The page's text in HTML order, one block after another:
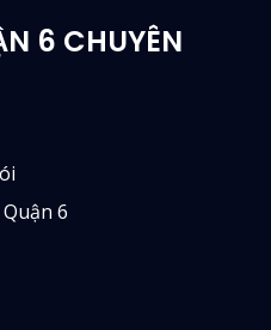
6 CHUYÊN
6